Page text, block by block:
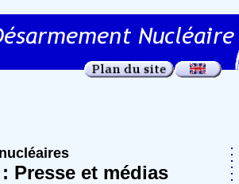
Presse et médias